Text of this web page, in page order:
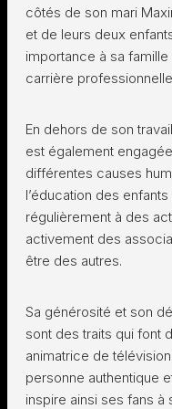
côtés de son mari
et de leurs deux
importance à sa
carrière
En dehors de son
est également
différentes causes
l’éducation des
régulièrement à des
activement des
être des autres.
Sa générosité et son
sont des traits qui font
animatrice de
personne authentique
inspire ainsi ses fans à